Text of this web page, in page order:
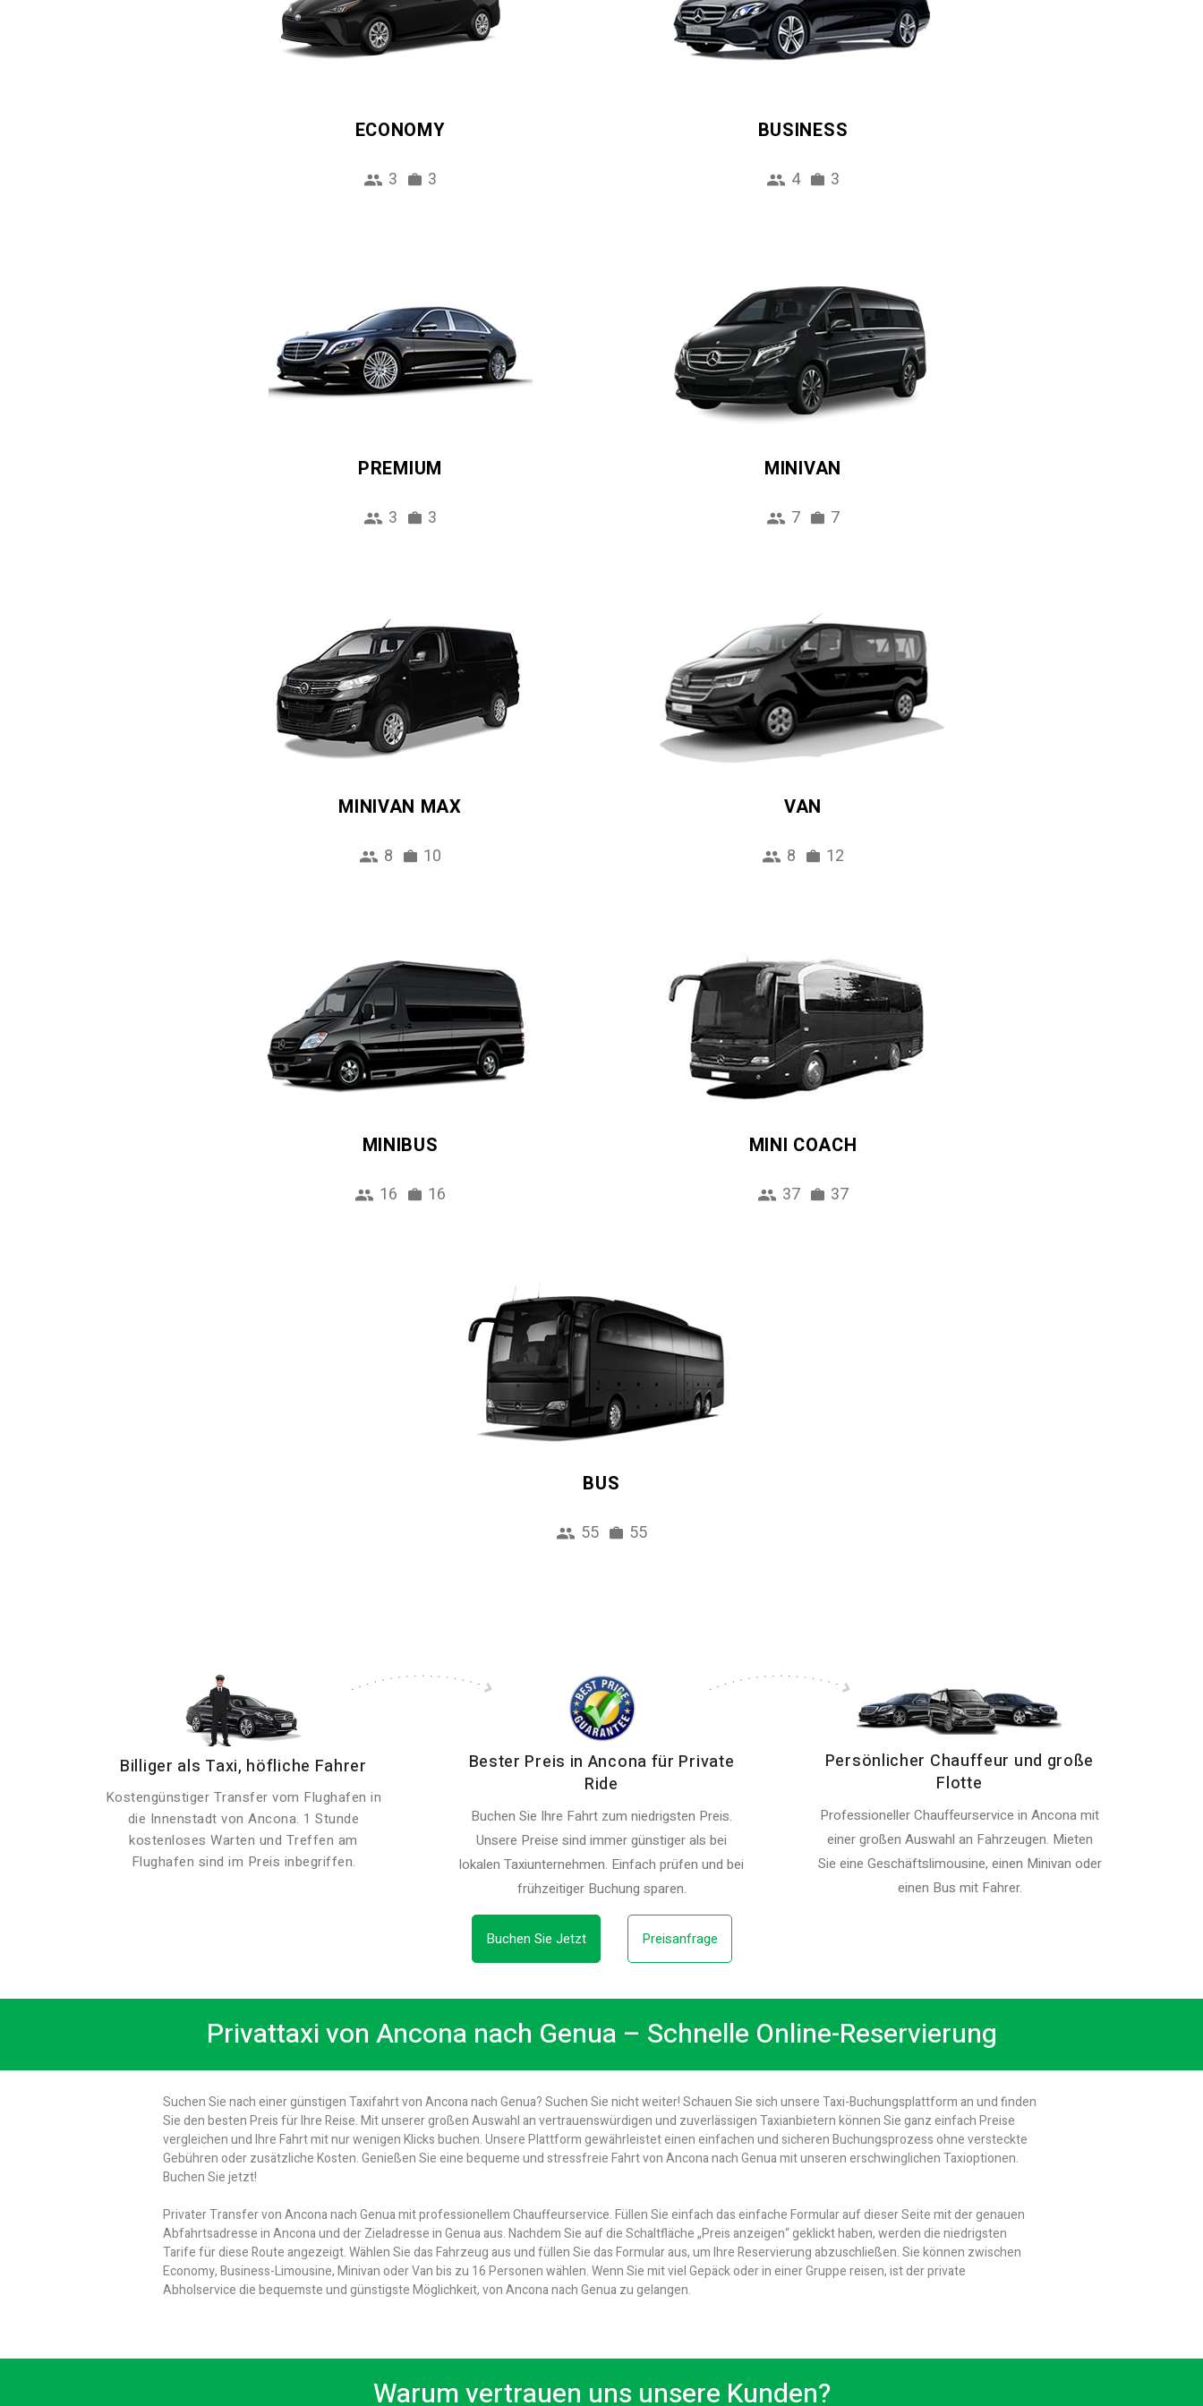
ECONOMY
3 3
BUSINESS
4 3
PREMIUM
3 3
MINIVAN
7 7
MINIVAN MAX
8 10
VAN
8 12
MINIBUS
16 16
MINI COACH
37 37
BUS
55 55
Billiger als Taxi, höfliche Fahrer
Kostengünstiger Transfer vom Flughafen in
die Innenstadt von Ancona. 1 Stunde
kostenloses Warten und Treffen am
Flughafen sind im Preis inbegriffen.
Bester Preis in Ancona für Private
Ride
Buchen Sie Ihre Fahrt zum niedrigsten Preis.
Unsere Preise sind immer günstiger als bei
lokalen Taxiunternehmen. Einfach prüfen und bei
frühzeitiger Buchung sparen.
Persönlicher Chauffeur und große
Flotte
Professioneller Chauffeurservice in Ancona mit
einer großen Auswahl an Fahrzeugen. Mieten
Sie eine Geschäftslimousine, einen Minivan oder
einen Bus mit Fahrer.
Buchen Sie Jetzt Preisanfrage
Privattaxi von Ancona nach Genua – Schnelle Online-Reservierung
Suchen Sie nach einer günstigen Taxifahrt von Ancona nach Genua? Suchen Sie nicht weiter! Schauen Sie sich unsere Taxi-Buchungsplattform an und finden
Sie den besten Preis für Ihre Reise. Mit unserer großen Auswahl an vertrauenswürdigen und zuverlässigen Taxianbietern können Sie ganz einfach Preise
vergleichen und Ihre Fahrt mit nur wenigen Klicks buchen. Unsere Plattform gewährleistet einen einfachen und sicheren Buchungsprozess ohne versteckte
Gebühren oder zusätzliche Kosten. Genießen Sie eine bequeme und stressfreie Fahrt von Ancona nach Genua mit unseren erschwinglichen Taxioptionen.
Buchen Sie jetzt!
Privater Transfer von Ancona nach Genua mit professionellem Chauffeurservice. Füllen Sie einfach das einfache Formular auf dieser Seite mit der genauen
Abfahrtsadresse in Ancona und der Zieladresse in Genua aus. Nachdem Sie auf die Schaltfläche „Preis anzeigen“ geklickt haben, werden die niedrigsten
Tarife für diese Route angezeigt. Wählen Sie das Fahrzeug aus und füllen Sie das Formular aus, um Ihre Reservierung abzuschließen. Sie können zwischen
Economy, Business-Limousine, Minivan oder Van bis zu 16 Personen wählen. Wenn Sie mit viel Gepäck oder in einer Gruppe reisen, ist der private
Abholservice die bequemste und günstigste Möglichkeit, von Ancona nach Genua zu gelangen.
Warum vertrauen uns unsere Kunden?